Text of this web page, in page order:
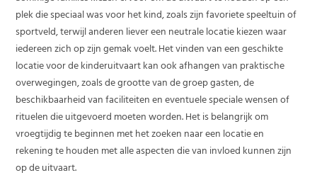
plek die speciaal was voor het kind, zoals zijn favoriete speeltuin of
sportveld, terwijl anderen liever een neutrale locatie kiezen waar
iedereen zich op zijn gemak voelt. Het vinden van een geschikte
locatie voor de kinderuitvaart kan ook afhangen van praktische
overwegingen, zoals de grootte van de groep gasten, de
beschikbaarheid van faciliteiten en eventuele speciale wensen of
rituelen die uitgevoerd moeten worden. Het is belangrijk om
vroegtijdig te beginnen met het zoeken naar een locatie en
rekening te houden met alle aspecten die van invloed kunnen zijn
op de uitvaart.